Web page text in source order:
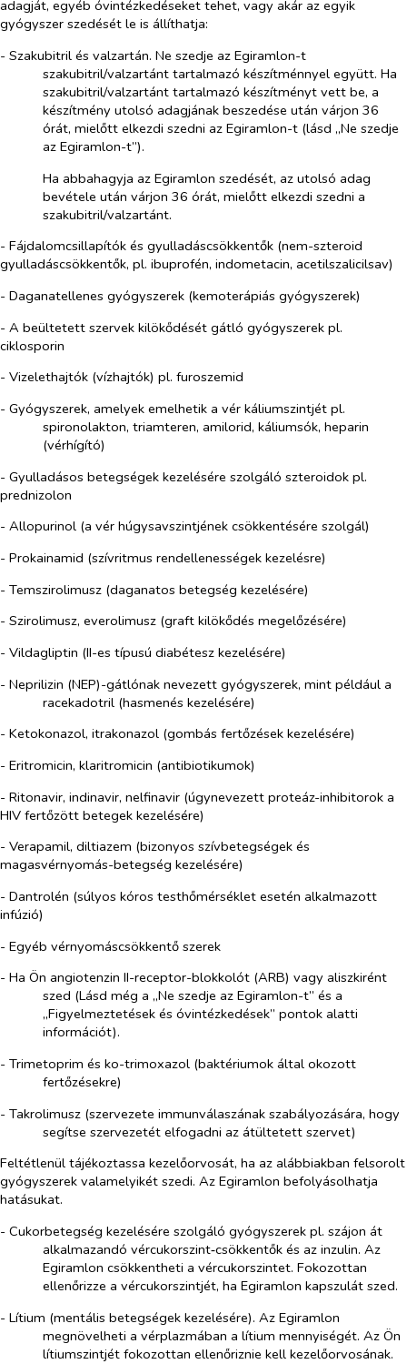
adagját, egyéb óvintézkedéseket tehet, vagy akár az egyik
gyógyszer szedését le is állíthatja:
- Szakubitril és valzartán. Ne szedje az Egiramlon-t
szakubitril/valzartánt tartalmazó készítménnyel együtt. Ha
szakubitril/valzartánt tartalmazó készítményt vett be, a
készítmény utolsó adagjának beszedése után várjon 36
órát, mielőtt elkezdi szedni az Egiramlon-t (lásd „Ne szedje
az Egiramlon-t”).
Ha abbahagyja az Egiramlon szedését, az utolsó adag
bevétele után várjon 36 órát, mielőtt elkezdi szedni a
szakubitril/valzartánt.
- Fájdalomcsillapítók és gyulladáscsökkentők (nem-szteroid
gyulladáscsökkentők, pl. ibuprofén, indometacin, acetilszalicilsav)
- Daganatellenes gyógyszerek (kemoterápiás gyógyszerek)
- A beültetett szervek kilökődését gátló gyógyszerek pl.
ciklosporin
- Vizelethajtók (vízhajtók) pl. furoszemid
- Gyógyszerek, amelyek emelhetik a vér káliumszintjét pl.
spironolakton, triamteren, amilorid, káliumsók, heparin
(vérhígító)
- Gyulladásos betegségek kezelésére szolgáló szteroidok pl.
prednizolon
- Allopurinol (a vér húgysavszintjének csökkentésére szolgál)
- Prokainamid (szívritmus rendellenességek kezelésre)
- Temszirolimusz (daganatos betegség kezelésére)
- Szirolimusz, everolimusz (graft kilökődés megelőzésére)
- Vildagliptin (II-es típusú diabétesz kezelésére)
- Neprilizin (NEP)-gátlónak nevezett gyógyszerek, mint például a
racekadotril (hasmenés kezelésére)
- Ketokonazol, itrakonazol (gombás fertőzések kezelésére)
- Eritromicin, klaritromicin (antibiotikumok)
- Ritonavir, indinavir, nelfinavir (úgynevezett proteáz-inhibitorok a
HIV fertőzött betegek kezelésére)
- Verapamil, diltiazem (bizonyos szívbetegségek és
magasvérnyomás-betegség kezelésére)
- Dantrolén (súlyos kóros testhőmérséklet esetén alkalmazott
infúzió)
- Egyéb vérnyomáscsökkentő szerek
- Ha Ön angiotenzin II-receptor-blokkolót (ARB) vagy aliszkirént
szed (Lásd még a „Ne szedje az Egiramlon-t” és a
„Figyelmeztetések és óvintézkedések” pontok alatti
információt).
- Trimetoprim és ko-trimoxazol (baktériumok által okozott
fertőzésekre)
- Takrolimusz (szervezete immunválaszának szabályozására, hogy
segítse szervezetét elfogadni az átültetett szervet)
Feltétlenül tájékoztassa kezelőorvosát, ha az alábbiakban felsorolt
gyógyszerek valamelyikét szedi. Az Egiramlon befolyásolhatja
hatásukat.
- Cukorbetegség kezelésére szolgáló gyógyszerek pl. szájon át
alkalmazandó vércukorszint‑csökkentők és az inzulin. Az
Egiramlon csökkentheti a vércukorszintet. Fokozottan
ellenőrizze a vércukorszintjét, ha Egiramlon kapszulát szed.
- Lítium (mentális betegségek kezelésére). Az Egiramlon
megnövelheti a vérplazmában a lítium mennyiségét. Az Ön
lítiumszintjét fokozottan ellenőriznie kell kezelőorvosának.